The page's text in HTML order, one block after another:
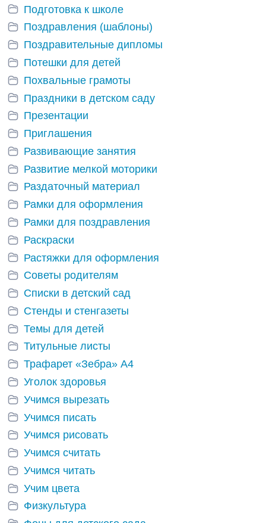
Подготовка к школе
Поздравления (шаблоны)
Поздравительные дипломы
Потешки для детей
Похвальные грамоты
Праздники в детском саду
Презентации
Приглашения
Развивающие занятия
Развитие мелкой моторики
Раздаточный материал
Рамки для оформления
Рамки для поздравления
Раскраски
Растяжки для оформления
Советы родителям
Списки в детский сад
Стенды и стенгазеты
Темы для детей
Титульные листы
Трафарет «Зебра» А4
Уголок здоровья
Учимся вырезать
Учимся писать
Учимся рисовать
Учимся считать
Учимся читать
Учим цвета
Физкультура